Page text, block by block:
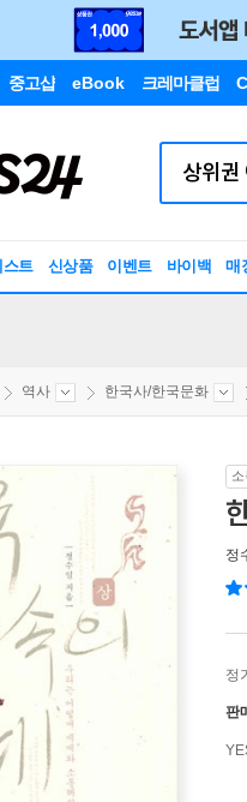
중고샵 eBook 크레마클럽
스트 신상품 이벤트 바이백 매
역사 한국사/한국문화
정
정
판